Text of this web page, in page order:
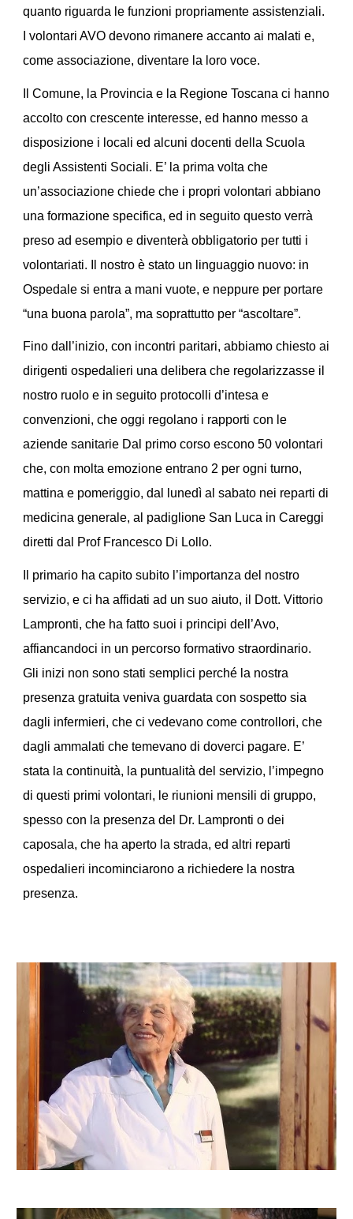
quanto riguarda le funzioni propriamente assistenziali.
I volontari AVO devono rimanere accanto ai malati e,
come associazione, diventare la loro voce.
Il Comune, la Provincia e la Regione Toscana ci hanno
accolto con crescente interesse, ed hanno messo a
disposizione i locali ed alcuni docenti della Scuola
degli Assistenti Sociali. E’ la prima volta che
un’associazione chiede che i propri volontari abbiano
una formazione specifica, ed in seguito questo verrà
preso ad esempio e diventerà obbligatorio per tutti i
volontariati. Il nostro è stato un linguaggio nuovo: in
Ospedale si entra a mani vuote, e neppure per portare
“una buona parola”, ma soprattutto per “ascoltare”.
Fino dall’inizio, con incontri paritari, abbiamo chiesto ai
dirigenti ospedalieri una delibera che regolarizzasse il
nostro ruolo e in seguito protocolli d’intesa e
convenzioni, che oggi regolano i rapporti con le
aziende sanitarie Dal primo corso escono 50 volontari
che, con molta emozione entrano 2 per ogni turno,
mattina e pomeriggio, dal lunedì al sabato nei reparti di
medicina generale, al padiglione San Luca in Careggi
diretti dal Prof Francesco Di Lollo.
Il primario ha capito subito l’importanza del nostro
servizio, e ci ha affidati ad un suo aiuto, il Dott. Vittorio
Lampronti, che ha fatto suoi i principi dell’Avo,
affiancandoci in un percorso formativo straordinario.
Gli inizi non sono stati semplici perché la nostra
presenza gratuita veniva guardata con sospetto sia
dagli infermieri, che ci vedevano come controllori, che
dagli ammalati che temevano di doverci pagare. E’
stata la continuità, la puntualità del servizio, l’impegno
di questi primi volontari, le riunioni mensili di gruppo,
spesso con la presenza del Dr. Lampronti o dei
caposala, che ha aperto la strada, ed altri reparti
ospedalieri incominciarono a richiedere la nostra
presenza.